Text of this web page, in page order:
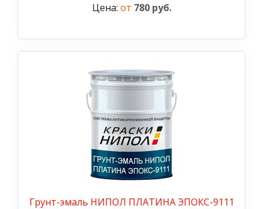
Цена: от 780 руб.
Грунт-эмаль НИПОЛ ПЛАТИНА ЭПОКС-9111